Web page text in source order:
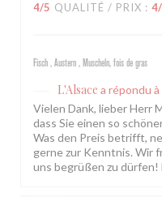
4/5 QUALITÉ / PRIX : 4
Fisch , Austern , Muscheln, fois de gras
L'Alsace a répondu
Vielen Dank, lieber Herr
dass Sie einen so
Was den Preis betrifft,
gerne zur Kenntnis. Wir
uns begrüßen zu dürfen!